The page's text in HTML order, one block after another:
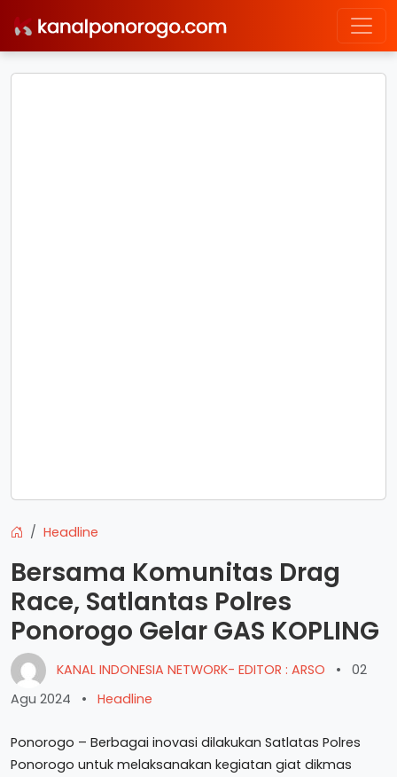
Headline
Bersama Komunitas Drag
Race, Satlantas Polres
Ponorogo Gelar GAS KOPLING
KANAL INDONESIA NETWORK- EDITOR : ARSO •
02
Agu 2024
• Headline
Ponorogo – Berbagai inovasi dilakukan Satlatas Polres
Ponorogo untuk melaksanakan kegiatan giat dikmas